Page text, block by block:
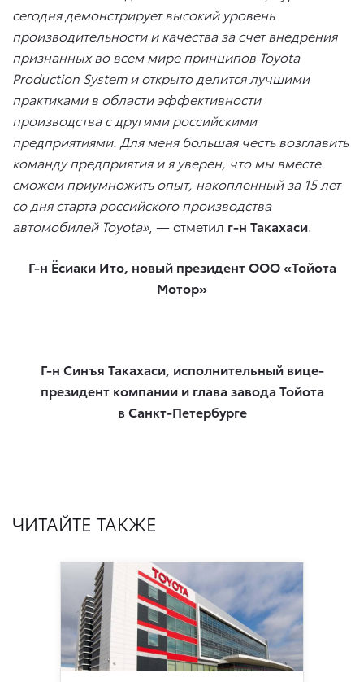
сегодня демонстрирует высокий уровень
производительности и качества за счет внедрения
признанных во всем мире принципов Toyota
Production System и открыто делится лучшими
практиками в области эффективности
производства с другими российскими
предприятиями. Для меня большая честь возглавить
команду предприятия и я уверен, что мы вместе
сможем приумножить опыт, накопленный за 15 лет
со дня старта российского производства
автомобилей Toyota», — отметил г-н Такахаси.
Г-н Ёсиаки Ито, новый президент ООО «Тойота
Мотор»
Г-н Синъя Такахаси, исполнительный вице-
президент компании и глава завода Тойота
в Санкт-Петербурге
ЧИТАЙТЕ ТАКЖЕ